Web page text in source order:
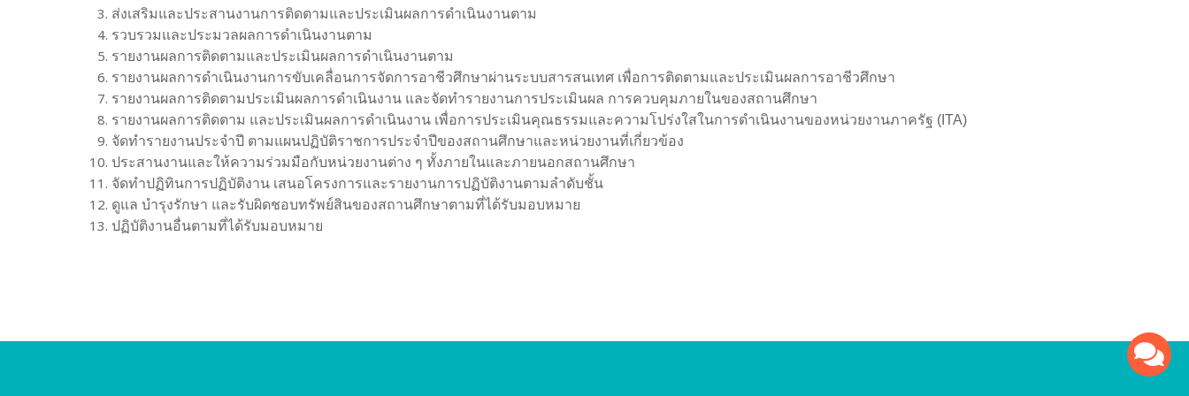
ส่งเสริมและประสานงานการติดตามและประเมินผลการดําเนินงานตาม
รวบรวมและประมวลผลการดําเนินงานตาม
รายงานผลการติดตามและประเมินผลการดําเนินงานตาม
รายงานผลการดําเนินงานการขับเคลื่อนการจัดการอาชีวศึกษาผ่านระบบสารสนเทศ เพื่อการติดตามและประเมินผลการอาชีวศึกษา
รายงานผลการติดตามประเมินผลการดําเนินงาน และจัดทํารายงานการประเมินผล การควบคุมภายในของสถานศึกษา
รายงานผลการติดตาม และประเมินผลการดําเนินงาน เพื่อการประเมินคุณธรรมและความโปร่งใสในการดําเนินงานของหน่วยงานภาครัฐ (ITA)
จัดทํารายงานประจําปี ตามแผนปฏิบัติราชการประจําปีของสถานศึกษาและหน่วยงานที่เกี่ยวข้อง
ประสานงานและให้ความร่วมมือกับหน่วยงานต่าง ๆ ทั้งภายในและภายนอกสถานศึกษา
จัดทําปฏิทินการปฏิบัติงาน เสนอโครงการและรายงานการปฏิบัติงานตามลําดับชั้น
ดูแล บํารุงรักษา และรับผิดชอบทรัพย์สินของสถานศึกษาตามที่ได้รับมอบหมาย
ปฏิบัติงานอื่นตามที่ได้รับมอบหมาย